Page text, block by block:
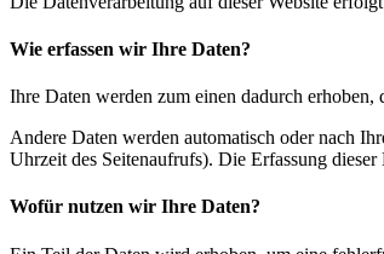
Wie erfassen wir Ihre Daten?
Ihre Daten werden zum einen dadurch
Andere Daten werden automatisch oder nach
Uhrzeit des Seitenaufrufs). Die Erfassung
Wofür nutzen wir Ihre Daten?